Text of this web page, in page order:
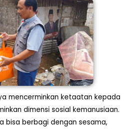
mencerminkan ketaatan kepada
dimensi sosial kemanusiaan.
bisa berbagi dengan sesama,